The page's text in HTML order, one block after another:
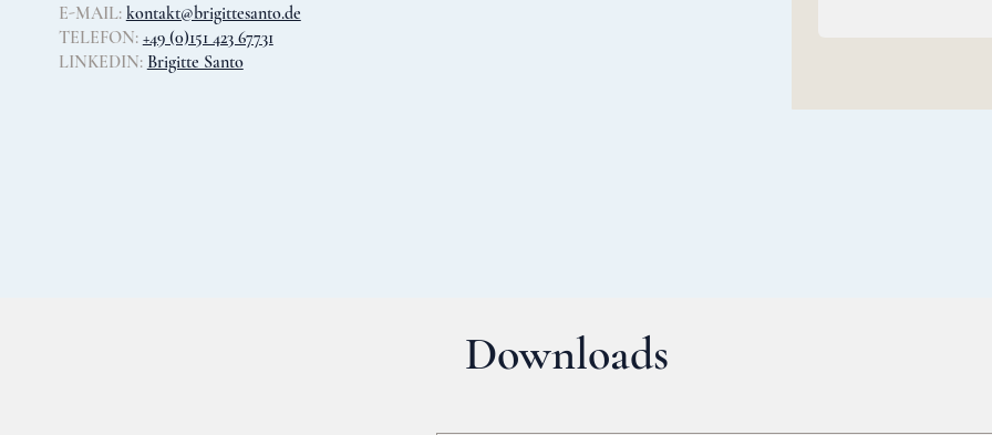
E-MAIL: kontakt@brigittesanto.de
TELEFON: +49 (0)151 423 67731
LINKEDIN: Brigitte Santo
Downloads